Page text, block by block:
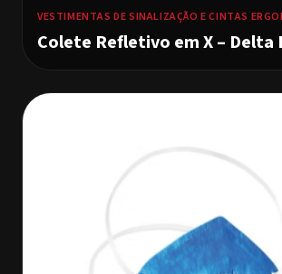
VESTIMENTAS DE SINALIZAÇÃO E CINTAS
Colete Refletivo em X – Delta